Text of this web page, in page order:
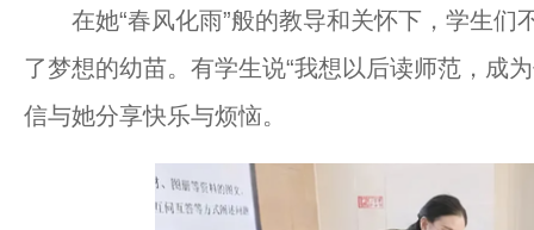
在她“春风化雨”般的教导和关怀下，学生们
了梦想的幼苗。有学生说“我想以后读师范，成
信与她分享快乐与烦恼。